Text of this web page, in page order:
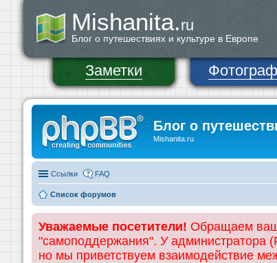
Mishanita.ru
Блог о путешествиях и культуре в Европе
Заметки
Блог о
Mishanita.ru
Ссылки FAQ
Список форумов
Уважаемые посетители! Обращаем
"самоподдержания". У администратора
но мы приветствуем взаимодействие